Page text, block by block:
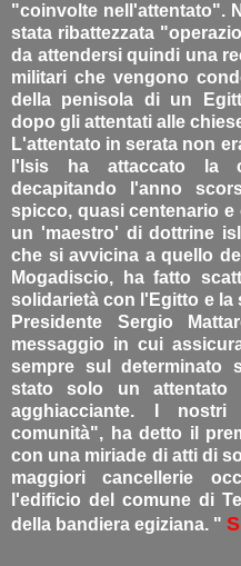
"coinvolte nell'attentato".
stata ribattezzata
da attendersi quindi una
militari che vengono
della penisola di un
dopo gli attentati alle
L'attentato in serata non
l'Isis ha attaccato la
decapitando l'anno
spicco, quasi centenario e
un 'maestro' di dottrine
che si avvicina a quello
Mogadiscio, ha fatto
solidarietà con l'Egitto e la
Presidente Sergio
messaggio in cui
sempre sul determinato
stato solo un attentato
agghiacciante. I
comunità", ha detto il
con una miriade di atti di
maggiori cancellerie
l'edificio del comune di
della bandiera egiziana. "